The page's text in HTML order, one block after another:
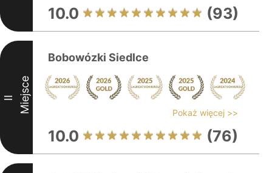
10.0 (93)
II Miejsce
Bobowózki Siedlce
Pokaż więcej >>
10.0 (76)